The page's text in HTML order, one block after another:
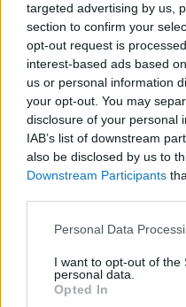
targeted advertising by us,
section to confirm your
opt-out request is
interest-based ads based
us or personal information
your opt-out. You may
disclosure of your personal
IAB’s list of downstream
also be disclosed by us to
Downstream Participants
Please note that this
not limited to your visit or
grant or deny consent to
use your data for below
Personal Data
I want to opt-out of the
personal data.
Opted In
Magyar
senki sem
vagyunk
BY:FERENCZY IDA2021.
Nem én vagyok az
odavolt a kisautókért,
műanyag motorért.
egyedül, hogy a
tele volt az innen-